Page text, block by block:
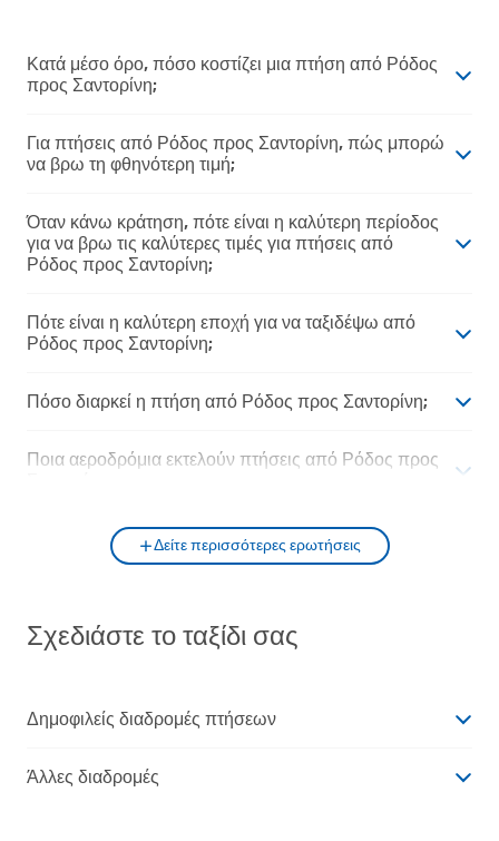
Κατά μέσο όρο, πόσο κοστίζει μια πτήση από Ρόδος
προς Σαντορίνη;
Για πτήσεις από Ρόδος προς Σαντορίνη, πώς μπορώ
να βρω τη φθηνότερη τιμή;
Όταν κάνω κράτηση, πότε είναι η καλύτερη περίοδος
για να βρω τις καλύτερες τιμές για πτήσεις από
Ρόδος προς Σαντορίνη;
Πότε είναι η καλύτερη εποχή για να ταξιδέψω από
Ρόδος προς Σαντορίνη;
Πόσο διαρκεί η πτήση από Ρόδος προς Σαντορίνη;
Ποια αεροδρόμια εκτελούν πτήσεις από Ρόδος προς
Δείτε περισσότερες ερωτήσεις
Σχεδιάστε το ταξίδι σας
Δημοφιλείς διαδρομές πτήσεων
Άλλες διαδρομές